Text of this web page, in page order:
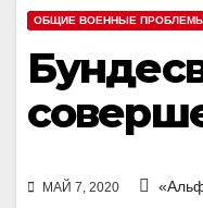
ОБЩИЕ ВОЕННЫЕ
МАЙ 7, 2020